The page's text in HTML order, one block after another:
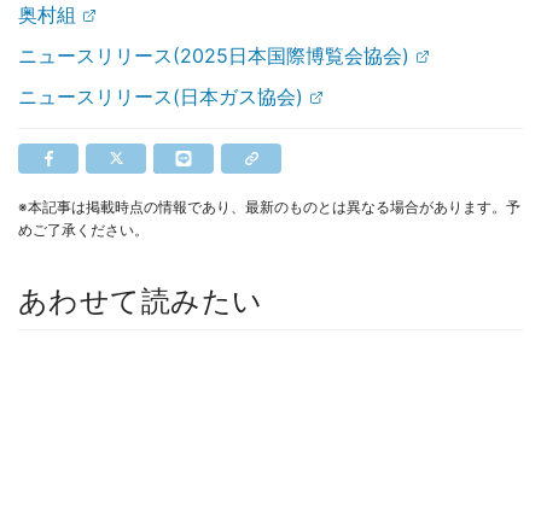
奥村組
ニュースリリース(2025日本国際博覧会協会)
ニュースリリース(日本ガス協会)
※本記事は掲載時点の情報であり、最新のものとは異なる場合があります。予
めご了承ください。
あわせて読みたい